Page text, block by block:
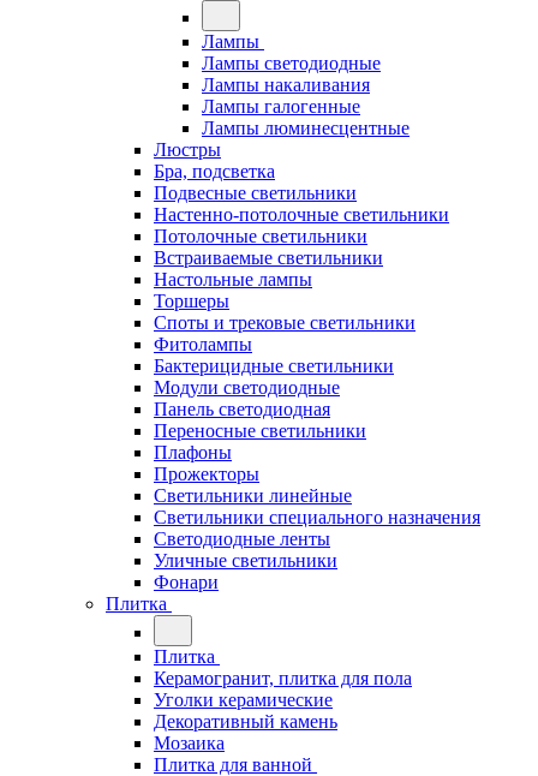
Лампы
Лампы светодиодные
Лампы накаливания
Лампы галогенные
Лампы люминесцентные
Люстры
Бра, подсветка
Подвесные светильники
Настенно-потолочные светильники
Потолочные светильники
Встраиваемые светильники
Настольные лампы
Торшеры
Споты и трековые светильники
Фитолампы
Бактерицидные светильники
Модули светодиодные
Панель светодиодная
Переносные светильники
Плафоны
Прожекторы
Светильники линейные
Светильники специального назначения
Светодиодные ленты
Уличные светильники
Фонари
Плитка
Плитка
Керамогранит, плитка для пола
Уголки керамические
Декоративный камень
Мозаика
Плитка для ванной